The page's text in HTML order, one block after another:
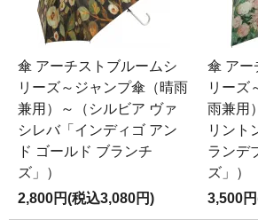
傘 アーチストブルームシ
リーズ～ジャンプ傘（晴雨
兼用）～（シルビア ヴァ
シレバ「インディゴ アン
ド ゴールド ブランチ
ズ」）
2,800円(税込3,080円)
傘 アー
リーズ
雨兼用
リント
ランデ
ズ」）
3,500